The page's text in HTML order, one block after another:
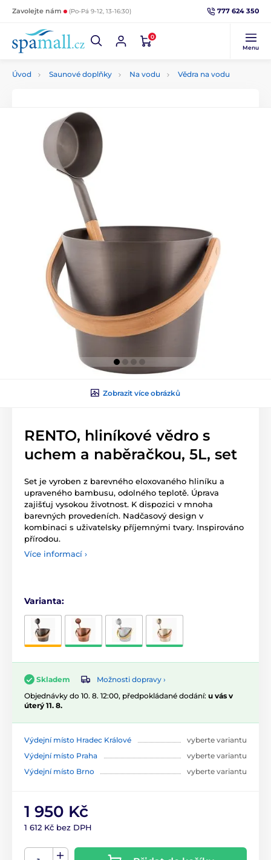
Zavolejte nám (Po-Pá 9-12, 13-16:30) 777 624 350
0
Menu
Úvod Saunové doplňky Na vodu Vědra na vodu
Zobrazit více obrázků
RENTO, hliníkové vědro s
uchem a naběračkou, 5L, set
Set je vyroben z barevného eloxovaného hliníku a
upraveného bambusu, odolného teplotě. Úprava
zajišťuj vysokou životnost. K dispozici v mnoha
barevných provedeních. Nadčasový design v
kombinaci s uživatelsky příjemnými tvary. Inspirováno
přírodou.
Více informací ›
Varianta:
Skladem
Možnosti dopravy ›
Objednávky do 10. 8. 12:00, předpokládané dodání: u vás v
úterý 11. 8.
Výdejní místo Hradec Králové
vyberte variantu
Výdejní místo Praha
vyberte variantu
Výdejní místo Brno
vyberte variantu
1 950 Kč
1 612 Kč bez DPH